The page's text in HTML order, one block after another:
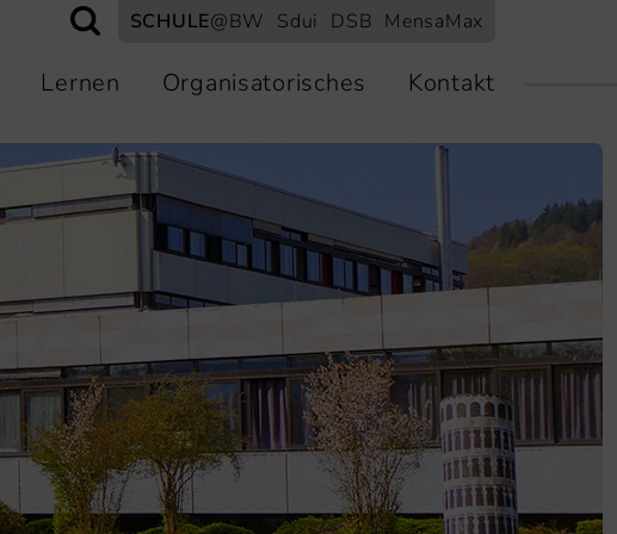
SCHULE@BW Sdui DSB MensaMax
Lernen Organisatorisches Kontakt